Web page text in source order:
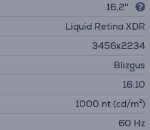
16,2''
Liquid Retina XDR
3456x2234
Blizgus
16:10
1000 nt (cd/m²)
60 Hz